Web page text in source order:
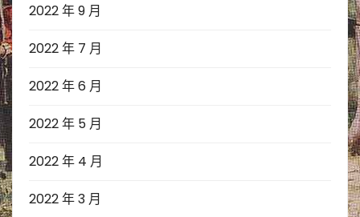
2022 年 9 月
2022 年 7 月
2022 年 6 月
2022 年 5 月
2022 年 4 月
2022 年 3 月